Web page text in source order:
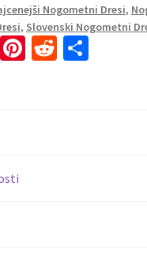
Nogometni Dresi,
, Slovenski Nogometni
Pi R S